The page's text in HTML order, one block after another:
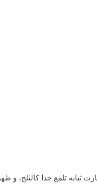
تلمع جدا كالثلج، و